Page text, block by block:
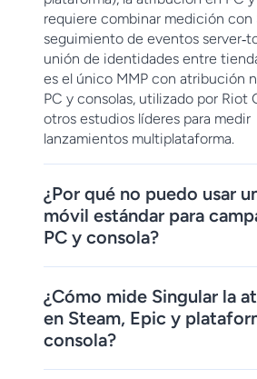
requiere combinar medición con
seguimiento de eventos
unión de identidades entre
es el único MMP con atribución
PC y consolas, utilizado por Riot
otros estudios líderes para medir
lanzamientos multiplataforma.
¿Por qué no puedo usar
móvil estándar para
PC y consola?
¿Cómo mide Singular la
en Steam, Epic y
consola?